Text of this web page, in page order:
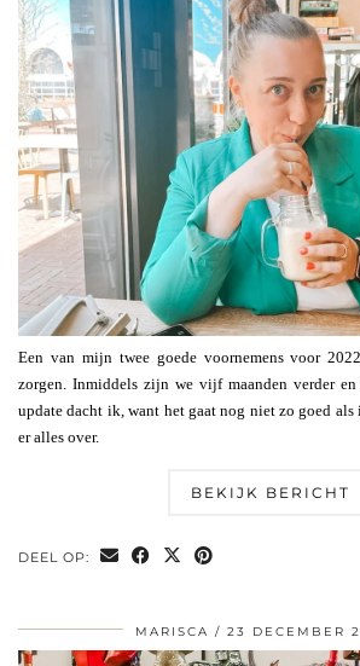
Een van mijn twee goede voornemens voor
zorgen. Inmiddels zijn we vijf maanden verder
update dacht ik, want het gaat nog niet zo goed
er alles over.
BEKIJK BERICHT
DEEL OP:
MARISCA 23 DECEMBER